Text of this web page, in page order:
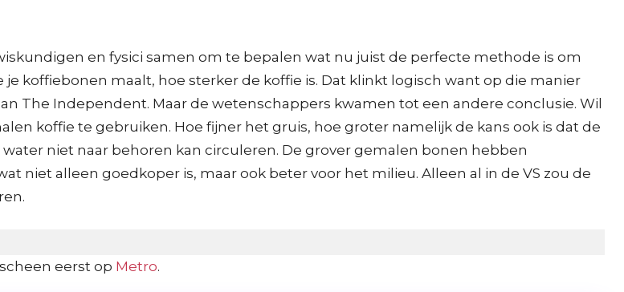
en fysici samen om te bepalen wat nu juist de perfecte methode is om
koffiebonen maalt, hoe sterker de koffie is. Dat klinkt logisch want op die manier
The Independent. Maar de wetenschappers kwamen tot een andere conclusie. Wil
koffie te gebruiken. Hoe fijner het gruis, hoe groter namelijk de kans ook is dat de
niet naar behoren kan circuleren. De grover gemalen bonen hebben
niet alleen goedkoper is, maar ook beter voor het milieu. Alleen al in de VS zou de
eerst op Metro.